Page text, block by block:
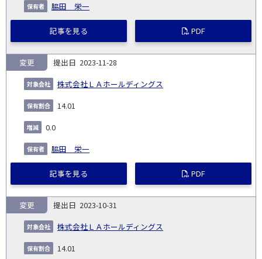
脇田 栄一
記事を見る PDF
2023-11-28
株式会社ＬＡホールディングス
変更
14.01
0.0
脇田 栄一
記事を見る PDF
2023-10-31
株式会社ＬＡホールディングス
変更
14.01